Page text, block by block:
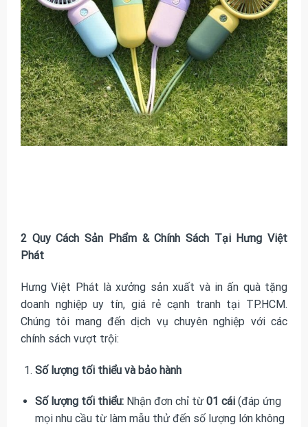
2 Quy Cách Sản Phẩm & Chính Sách Tại Hưng Việt
Phát
Hưng Việt Phát là xưởng sản xuất và in ấn quà tặng
doanh nghiệp uy tín, giá rẻ cạnh tranh tại TP.HCM.
Chúng tôi mang đến dịch vụ chuyên nghiệp với các
chính sách vượt trội:
Số lượng tối thiểu và bảo hành
Số lượng tối thiểu:Nhận đơn chỉ từ 01 cái(đáp ứng
mọi nhu cầu từ làm mẫu thử đến số lượng lớn không